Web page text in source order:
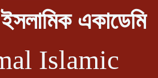
একাডেমি
Islamic